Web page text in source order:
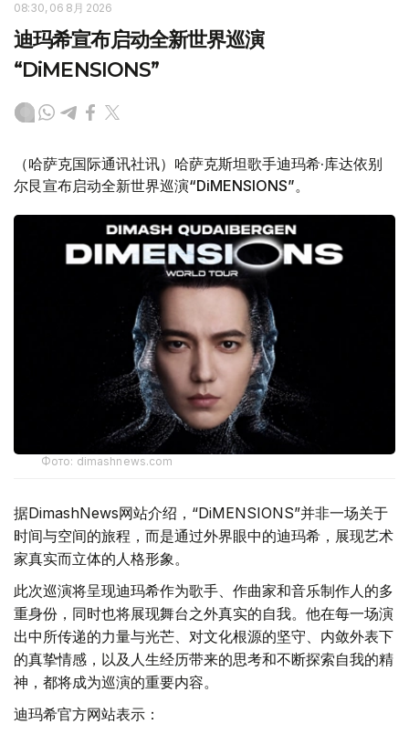
08:30, 06 8月 2026
迪玛希宣布启动全新世界巡演
“DiMENSIONS”
（哈萨克国际通讯社讯）哈萨克斯坦歌手迪玛希·库达依别
尔艮宣布启动全新世界巡演“DiMENSIONS”。
Фото: dimashnews.com
据DimashNews网站介绍，“DiMENSIONS”并非一场关于
时间与空间的旅程，而是通过外界眼中的迪玛希，展现艺术
家真实而立体的人格形象。
此次巡演将呈现迪玛希作为歌手、作曲家和音乐制作人的多
重身份，同时也将展现舞台之外真实的自我。他在每一场演
出中所传递的力量与光芒、对文化根源的坚守、内敛外表下
的真挚情感，以及人生经历带来的思考和不断探索自我的精
神，都将成为巡演的重要内容。
迪玛希官方网站表示：